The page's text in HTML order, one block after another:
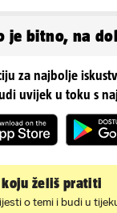
je bitno, na
za najbolje
uvijek u toku s
želiš pratiti
o temi i budi u